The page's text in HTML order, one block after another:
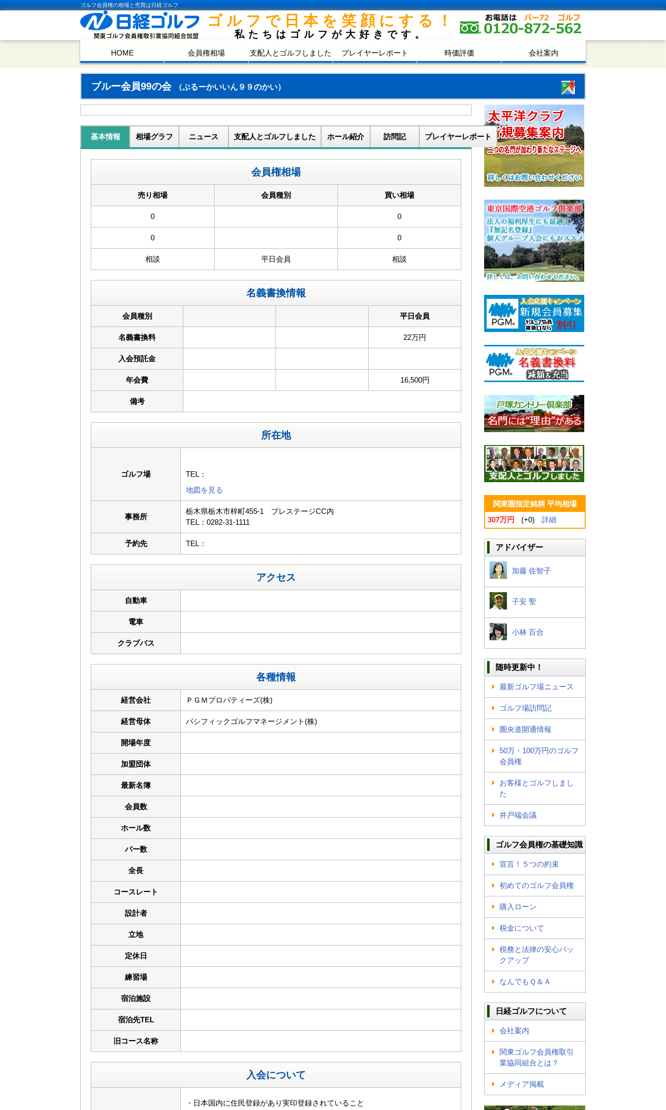
ゴルフ会員権の相場と売買は日経ゴルフ
ゴルフで日本を笑顔にする！
私たちはゴルフが大好きです。
HOME 会員権相場 支配人とゴルフしました プレイヤーレポート 時価評価 会社案内
ブルー会員99の会 （ぶるーかいいん９９のかい）
基本情報 相場グラフ ニュース 支配人とゴルフしました ホール紹介 訪問記 プレイヤーレポート
会員権相場
売り相場 会員種別 買い相場
0 0
0 0
相談 平日会員 相談
名義書換情報
会員種別 平日会員
名義書換料 22万円
入会預託金
年会費 16,500円
備考
所在地
ゴルフ場
TEL：
地図を見る
事務所
栃木県栃木市梓町455-1 プレステージCC内
TEL：0282-31-1111
予約先 TEL：
アクセス
自動車
電車
クラブバス
各種情報
経営会社 ＰＧＭプロパティーズ(株)
経営母体 パシフィックゴルフマネージメント(株)
開場年度
加盟団体
最新名簿
会員数
ホール数
パー数
全長
コースレート
設計者
立地
定休日
練習場
宿泊施設
宿泊先TEL
旧コース名称
入会について
・日本国内に住民登録があり実印登録されていること
関東圏指定銘柄 平均相場
307万円
(+0) 詳細
アドバイザー
加藤 佐智子
子安 聖
小林 百合
随時更新中！
最新ゴルフ場ニュース
ゴルフ場訪問記
圏央道開通情報
50万・100万円のゴルフ
会員権
お客様とゴルフしまし
た
井戸端会議
ゴルフ会員権の基礎知識
宣言！５つの約束
初めてのゴルフ会員権
購入ローン
税金について
税務と法律の安心バッ
クアップ
なんでもＱ＆Ａ
日経ゴルフについて
会社案内
関東ゴルフ会員権取引
業協同組合とは？
メディア掲載